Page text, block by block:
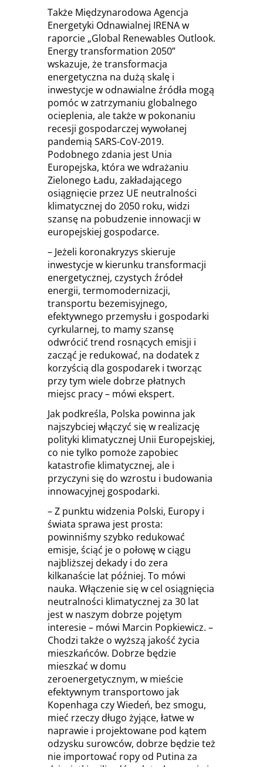
Także Międzynarodowa Agencja
Energetyki Odnawialnej IRENA w
raporcie „Global Renewables Outlook.
Energy transformation 2050”
wskazuje, że transformacja
energetyczna na dużą skalę i
inwestycje w odnawialne źródła mogą
pomóc w zatrzymaniu globalnego
ocieplenia, ale także w pokonaniu
recesji gospodarczej wywołanej
pandemią SARS-CoV-2019.
Podobnego zdania jest Unia
Europejska, która we wdrażaniu
Zielonego Ładu, zakładającego
osiągnięcie przez UE neutralności
klimatycznej do 2050 roku, widzi
szansę na pobudzenie innowacji w
europejskiej gospodarce.
– Jeżeli koronakryzys skieruje
inwestycje w kierunku transformacji
energetycznej, czystych źródeł
energii, termomodernizacji,
transportu bezemisyjnego,
efektywnego przemysłu i gospodarki
cyrkularnej, to mamy szansę
odwrócić trend rosnących emisji i
zacząć je redukować, na dodatek z
korzyścią dla gospodarek i tworząc
przy tym wiele dobrze płatnych
miejsc pracy – mówi ekspert.
Jak podkreśla, Polska powinna jak
najszybciej włączyć się w realizację
polityki klimatycznej Unii Europejskiej,
co nie tylko pomoże zapobiec
katastrofie klimatycznej, ale i
przyczyni się do wzrostu i budowania
innowacyjnej gospodarki.
– Z punktu widzenia Polski, Europy i
świata sprawa jest prosta:
powinniśmy szybko redukować
emisje, ściąć je o połowę w ciągu
najbliższej dekady i do zera
kilkanaście lat później. To mówi
nauka. Włączenie się w cel osiągnięcia
neutralności klimatycznej za 30 lat
jest w naszym dobrze pojętym
interesie – mówi Marcin Popkiewicz. –
Chodzi także o wyższą jakość życia
mieszkańców. Dobrze będzie
mieszkać w domu
zeroenergetycznym, w mieście
efektywnym transportowo jak
Kopenhaga czy Wiedeń, bez smogu,
mieć rzeczy długo żyjące, łatwe w
naprawie i projektowane pod kątem
odzysku surowców, dobrze będzie też
nie importować ropy od Putina za